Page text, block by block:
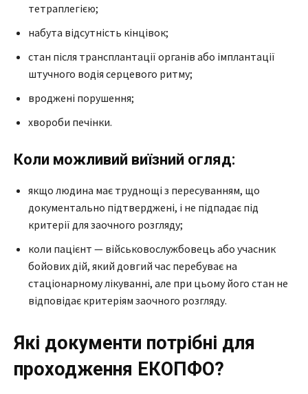
тетраплегією;
набута відсутність кінцівок;
стан після трансплантації органів або імплантації
штучного водія серцевого ритму;
вроджені порушення;
хвороби печінки.
Коли можливий виїзний огляд:
якщо людина має труднощі з пересуванням, що
документально підтверджені, і не підпадає під
критерії для заочного розгляду;
коли пацієнт — військовослужбовець або учасник
бойових дій, який довгий час перебуває на
стаціонарному лікуванні, але при цьому його стан не
відповідає критеріям заочного розгляду.
Які документи потрібні для
проходження ЕКОПФО?